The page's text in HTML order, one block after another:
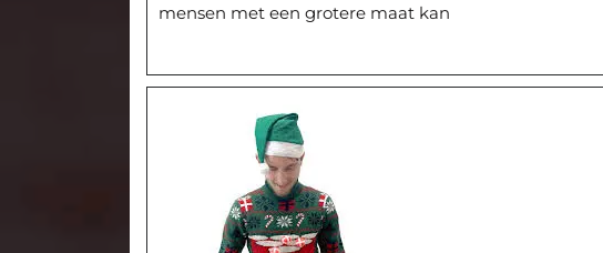
mensen met een grotere maat kan